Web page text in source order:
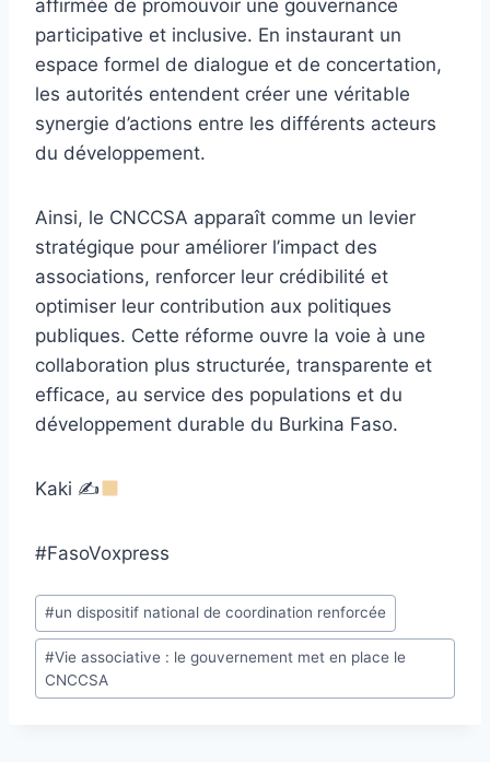
affirmée de promouvoir une gouvernance
participative et inclusive. En instaurant un
espace formel de dialogue et de concertation,
les autorités entendent créer une véritable
synergie d’actions entre les différents acteurs
du développement.
Ainsi, le CNCCSA apparaît comme un levier
stratégique pour améliorer l’impact des
associations, renforcer leur crédibilité et
optimiser leur contribution aux politiques
publiques. Cette réforme ouvre la voie à une
collaboration plus structurée, transparente et
efficace, au service des populations et du
développement durable du Burkina Faso.
Kaki ✍
#FasoVoxpress
Étiquettes
de
la
publication :
#un dispositif national de coordination renforcée
#Vie associative : le gouvernement met en place le
CNCCSA